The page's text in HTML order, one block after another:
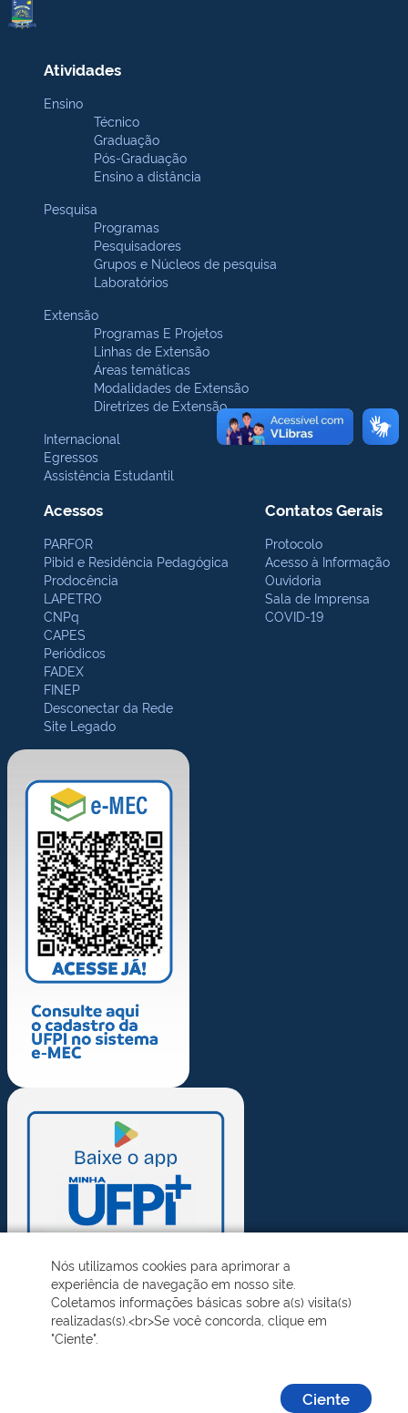
Atividades
Ensino
Técnico
Graduação
Pós-Graduação
Ensino a distância
Pesquisa
Programas
Pesquisadores
Grupos e Núcleos de pesquisa
Laboratórios
Extensão
Programas E Projetos
Linhas de Extensão
Áreas temáticas
Modalidades de Extensão
Diretrizes de Extensão
Internacional
Egressos
Assistência Estudantil
Acessos
PARFOR
Pibid e Residência Pedagógica
Prodocência
LAPETRO
CNPq
CAPES
Periódicos
FADEX
FINEP
Desconectar da Rede
Site Legado
Contatos Gerais
Protocolo
Acesso à Informação
Ouvidoria
Sala de Imprensa
COVID-19
Nós utilizamos cookies para aprimorar a
experiência de navegação em nosso site.
Coletamos informações básicas sobre a(s) visita(s)
realizadas(s).<br>Se você concorda, clique em
"Ciente".
Ciente